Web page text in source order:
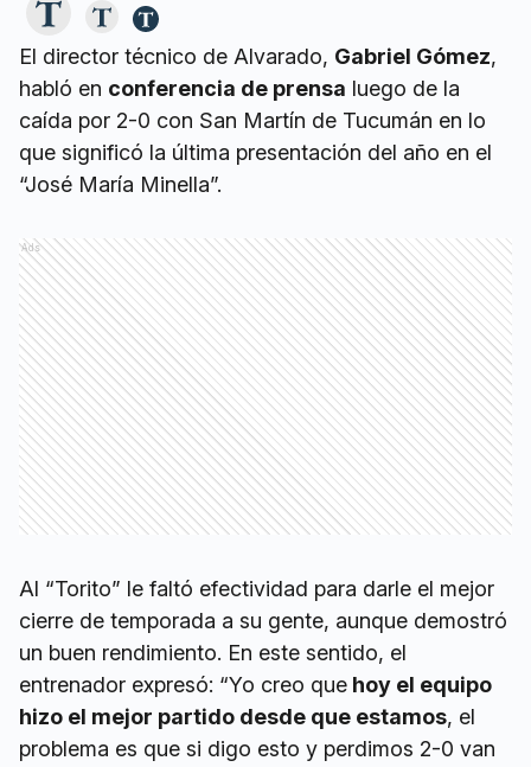
El director técnico de Alvarado, Gabriel Gómez,
habló en conferencia de prensa luego de la
caída por 2-0 con San Martín de Tucumán en lo
que significó la última presentación del año en el
“José María Minella”.
Ads
Al “Torito” le faltó efectividad para darle el mejor
cierre de temporada a su gente, aunque demostró
un buen rendimiento. En este sentido, el
entrenador expresó: “Yo creo que hoy el equipo
hizo el mejor partido desde que estamos, el
problema es que si digo esto y perdimos 2-0 van